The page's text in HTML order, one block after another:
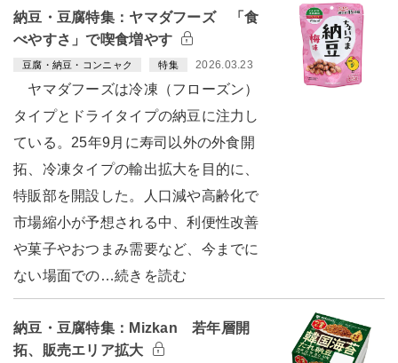
納豆・豆腐特集：ヤマダフーズ 「食
べやすさ」で喫食増やす
豆腐・納豆・コンニャク 特集 2026.03.23
ヤマダフーズは冷凍（フローズン）
タイプとドライタイプの納豆に注力し
ている。25年9月に寿司以外の外食開
拓、冷凍タイプの輸出拡大を目的に、
特販部を開設した。人口減や高齢化で
市場縮小が予想される中、利便性改善
や菓子やおつまみ需要など、今までに
ない場面での…続きを読む
納豆・豆腐特集：Mizkan 若年層開
拓、販売エリア拡大